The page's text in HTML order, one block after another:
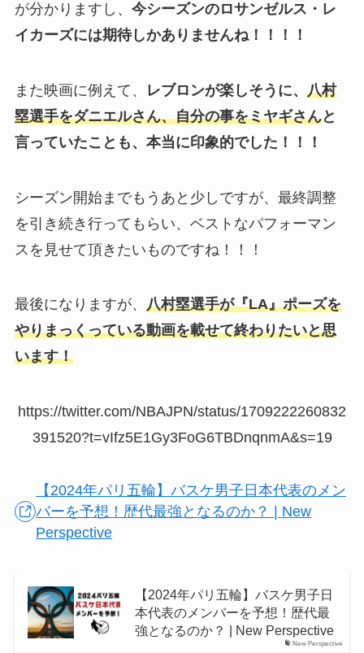
が分かりますし、 今シーズンのロサンゼルス・レ
イカーズには期待しかありませんね！！！！
また映画に例えて、 レブロンが楽しそうに、 八村
塁選手をダニエルさん、自分の事をミヤギさんと
言っていたことも、本当に印象的でした！！！
シーズン開始までもうあと少しですが、最終調整
を引き続き行ってもらい、ベストなパフォーマン
スを見せて頂きたいものですね！！！
最後になりますが、 八村塁選手が『LA』ポーズを
やりまっくっている動画を載せて終わりたいと思
います！
https://twitter.com/NBAJPN/status/1709222260832
391520?t=vIfz5E1Gy3FoG6TBDnqnmA&s=19
【2024年パリ五輪】バスケ男子日本代表のメン
バーを予想！歴代最強となるのか？ | New
Perspective
New Perspective
【2024年パリ五輪】バスケ男子日
本代表のメンバーを予想！歴代最
強となるのか？ | New Perspective